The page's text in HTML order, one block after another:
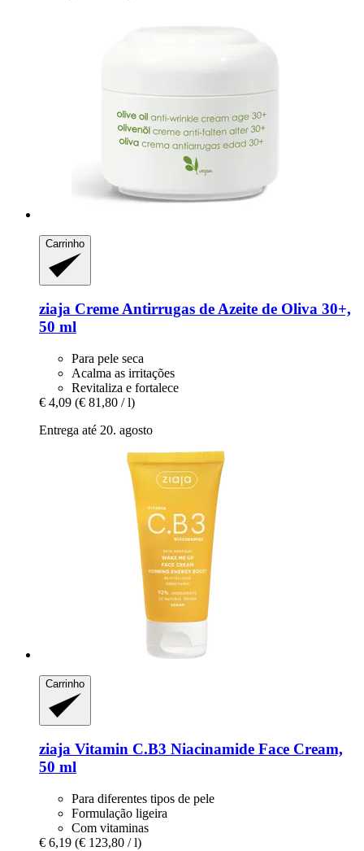
Carrinho
ziaja Creme Antirrugas de Azeite de Oliva 30+,
50 ml
Para pele seca
Acalma as irritações
Revitaliza e fortalece
€ 4,09 (€ 81,80 / l)
Entrega até 20. agosto
Carrinho
ziaja Vitamin C.B3 Niacinamide Face Cream,
50 ml
Para diferentes tipos de pele
Formulação ligeira
Com vitaminas
€ 6,19 (€ 123,80 / l)